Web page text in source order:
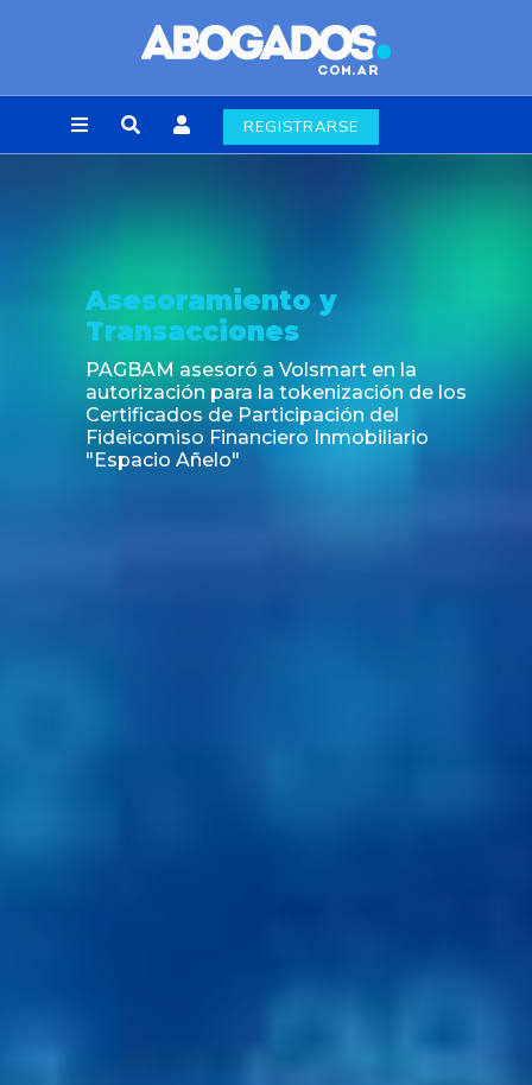
REGISTRARSE
Asesoramiento y
Transacciones
PAGBAM asesoró a Volsmart en la
autorización para la tokenización de los
Certificados de Participación del
Fideicomiso Financiero Inmobiliario
"Espacio Añelo"